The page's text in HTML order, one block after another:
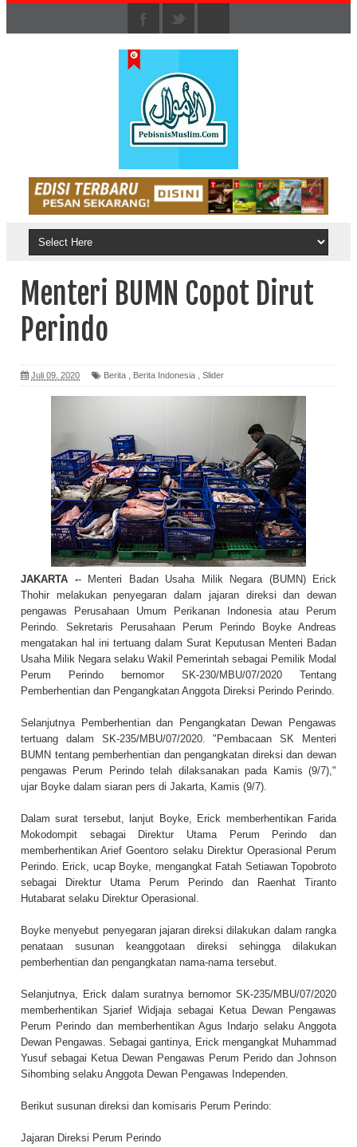
Menteri BUMN Copot Dirut
Perindo
Juli 09, 2020 Berita Berita Indonesia Slider
JAKARTA -- Menteri Badan Usaha Milik Negara (BUMN) Erick
Thohir melakukan penyegaran dalam jajaran direksi dan dewan
pengawas Perusahaan Umum Perikanan Indonesia atau Perum
Perindo. Sekretaris Perusahaan Perum Perindo Boyke Andreas
mengatakan hal ini tertuang dalam Surat Keputusan Menteri Badan
Usaha Milik Negara selaku Wakil Pemerintah sebagai Pemilik Modal
Perum Perindo bernomor SK-230/MBU/07/2020 Tentang
Pemberhentian dan Pengangkatan Anggota Direksi Perindo Perindo.
Selanjutnya Pemberhentian dan Pengangkatan Dewan Pengawas
tertuang dalam SK-235/MBU/07/2020. "Pembacaan SK Menteri
BUMN tentang pemberhentian dan pengangkatan direksi dan dewan
pengawas Perum Perindo telah dilaksanakan pada Kamis (9/7),"
ujar Boyke dalam siaran pers di Jakarta, Kamis (9/7).
Dalam surat tersebut, lanjut Boyke, Erick memberhentikan Farida
Mokodompit sebagai Direktur Utama Perum Perindo dan
memberhentikan Arief Goentoro selaku Direktur Operasional Perum
Perindo. Erick, ucap Boyke, mengangkat Fatah Setiawan Topobroto
sebagai Direktur Utama Perum Perindo dan Raenhat Tiranto
Hutabarat selaku Direktur Operasional.
Boyke menyebut penyegaran jajaran direksi dilakukan dalam rangka
penataan susunan keanggotaan direksi sehingga dilakukan
pemberhentian dan pengangkatan nama-nama tersebut.
Selanjutnya, Erick dalam suratnya bernomor SK-235/MBU/07/2020
memberhentikan Sjarief Widjaja sebagai Ketua Dewan Pengawas
Perum Perindo dan memberhentikan Agus Indarjo selaku Anggota
Dewan Pengawas. Sebagai gantinya, Erick mengangkat Muhammad
Yusuf sebagai Ketua Dewan Pengawas Perum Perido dan Johnson
Sihombing selaku Anggota Dewan Pengawas Independen.
Berikut susunan direksi dan komisaris Perum Perindo:
Jajaran Direksi Perum Perindo